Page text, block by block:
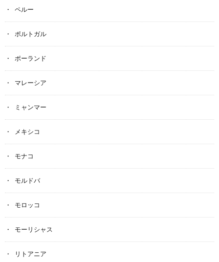
ペルー
ポルトガル
ポーランド
マレーシア
ミャンマー
メキシコ
モナコ
モルドバ
モロッコ
モーリシャス
リトアニア